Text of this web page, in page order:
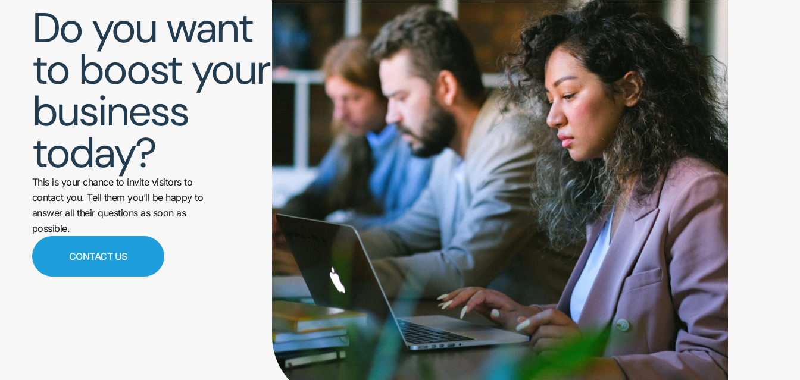
Do you want
to boost your
business
today?
This is your chance to invite visitors to
contact you. Tell them you’ll be happy to
answer all their questions as soon as
possible.
CONTACT US